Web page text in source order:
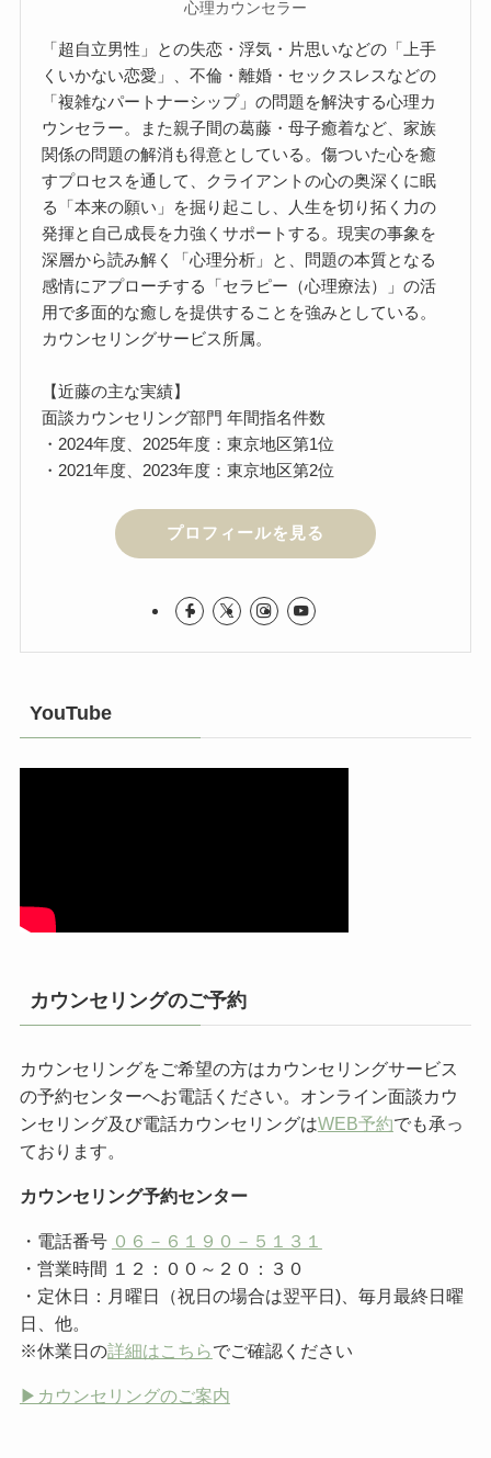
心理カウンセラー
「超自立男性」との失恋・浮気・片思いなどの「上手
くいかない恋愛」、不倫・離婚・セックスレスなどの
「複雑なパートナーシップ」の問題を解決する心理カ
ウンセラー。また親子間の葛藤・母子癒着など、家族
関係の問題の解消も得意としている。傷ついた心を癒
すプロセスを通して、クライアントの心の奥深くに眠
る「本来の願い」を掘り起こし、人生を切り拓く力の
発揮と自己成長を力強くサポートする。現実の事象を
深層から読み解く「心理分析」と、問題の本質となる
感情にアプローチする「セラピー（心理療法）」の活
用で多面的な癒しを提供することを強みとしている。
カウンセリングサービス所属。
【近藤の主な実績】
面談カウンセリング部門 年間指名件数
・2024年度、2025年度：東京地区第1位
・2021年度、2023年度：東京地区第2位
プロフィールを見る
YouTube
カウンセリングのご予約
カウンセリングをご希望の方はカウンセリングサービス
の予約センターへお電話ください。オンライン面談カウ
ンセリング及び電話カウンセリングはWEB予約でも承っ
ております。
カウンセリング予約センター
・電話番号 ０６－６１９０－５１３１
・営業時間 １２：００～２０：３０
・定休日：月曜日（祝日の場合は翌平日)、毎月最終日曜
日、他。
※休業日の詳細はこちらでご確認ください
▶︎カウンセリングのご案内